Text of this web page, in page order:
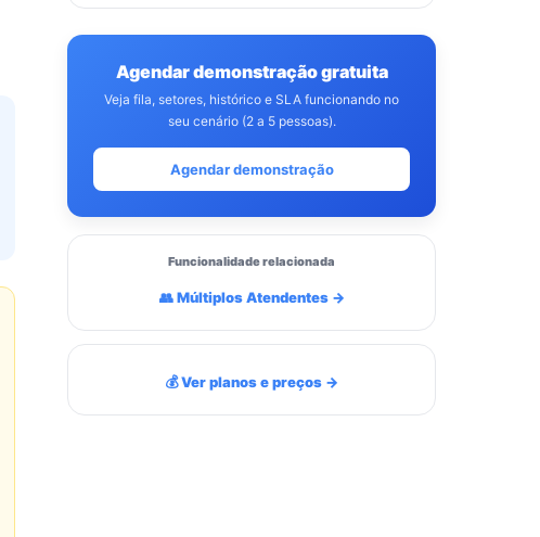
Agendar demonstração gratuita
Veja fila, setores, histórico e SLA funcionando no
seu cenário (2 a 5 pessoas).
Agendar demonstração
Funcionalidade relacionada
👥 Múltiplos Atendentes →
💰 Ver planos e preços →